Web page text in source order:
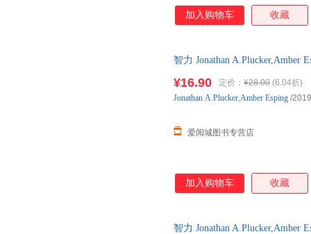
高点，价值实现空间搬运的过
运的过程，银行的角色是信用
银行》推演了科技金融时代没
术，如中世纪的金匠到21世纪
为我们清晰展示了与银行业相
加入购物车 收藏
智力 Jonathan A.Plucker,Amber
¥16.90 定价： ¥28.00 (6.04折)
爱阅城图书专营店
Jonathan A.Plucker,Amber Esping /
加入购物车 收藏
智力 Jonathan A.Plucker,Amber